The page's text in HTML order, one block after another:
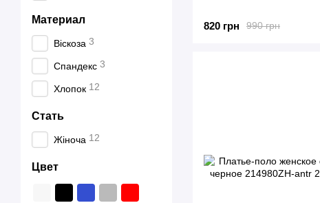
990 грн
820 грн
Материал
Віскоза 3
Спандекс 3
Хлопок 12
Стать
Жіноча 12
Цвет